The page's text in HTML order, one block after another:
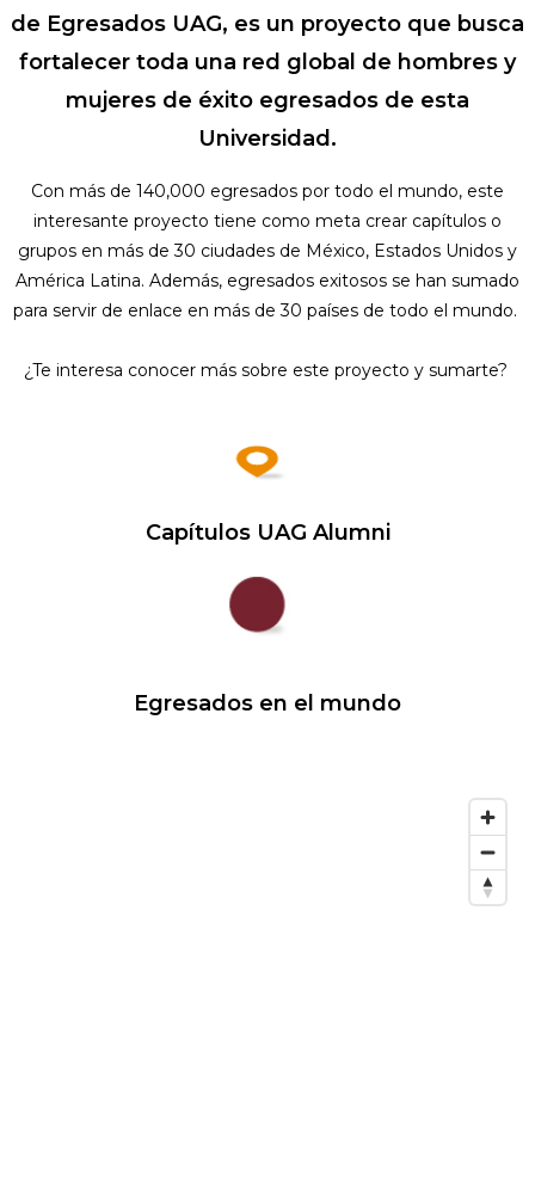
de Egresados UAG, es un proyecto que busca
fortalecer toda una red global de hombres y
mujeres de éxito egresados de esta
Universidad.
Con más de 140,000 egresados por todo el mundo, este
interesante proyecto tiene como meta crear capítulos o
grupos en más de 30 ciudades de México, Estados Unidos y
América Latina. Además, egresados exitosos se han sumado
para servir de enlace en más de 30 países de todo el mundo.
¿Te interesa conocer más sobre este proyecto y sumarte?
Capítulos UAG Alumni
Egresados en el mundo